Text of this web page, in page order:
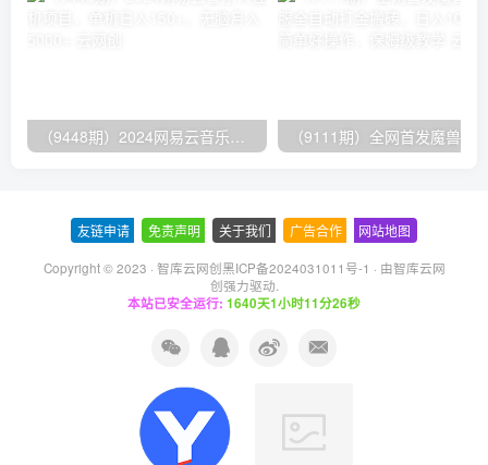
友链申请 免责声明 关于我们 广告合作 网站地图
Copyright © 2023 · 智库云网创黑ICP备2024031011号-1 · 由智库云网
创强力驱动.
本站已安全运行: 1640天1小时11分26秒